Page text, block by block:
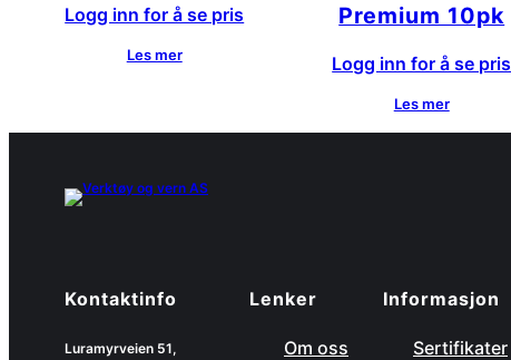
Logg inn for å se pris
Les mer
Premium 10pk
Logg inn for å se pris
Les mer
Kontaktinfo
Luramyrveien 51,
Lenker
Om oss
Informasjon
Sertifikater